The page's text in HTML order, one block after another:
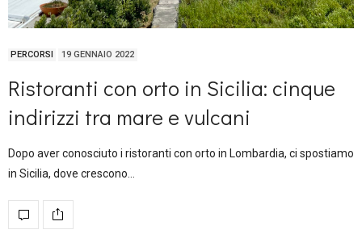
PERCORSI 19 GENNAIO 2022
Ristoranti con orto in Sicilia: cinque
indirizzi tra mare e vulcani
Dopo aver conosciuto i ristoranti con orto in Lombardia, ci spostiamo
in Sicilia, dove crescono…